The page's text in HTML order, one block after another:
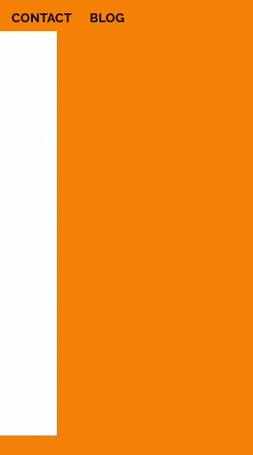
CONTACT BLOG